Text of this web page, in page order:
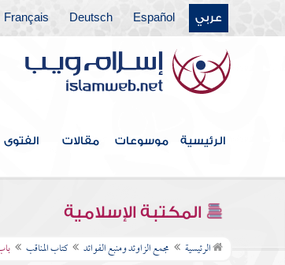
عربي Español
Deutsch
Français
الرئيسية موسوعات مقالات الفتوى
المكتبة الإسلامية
الرئيسية مجمع الزاوئد ومنبع الفوائد كتاب المناقب
كتاب القدر
كتاب الفتن أعاذنا الله منها
كتاب الأدب
كتاب البر والصلة
كتاب فيه ذكر الأنبياء
كتاب علامات النبوة
كتاب المناقب